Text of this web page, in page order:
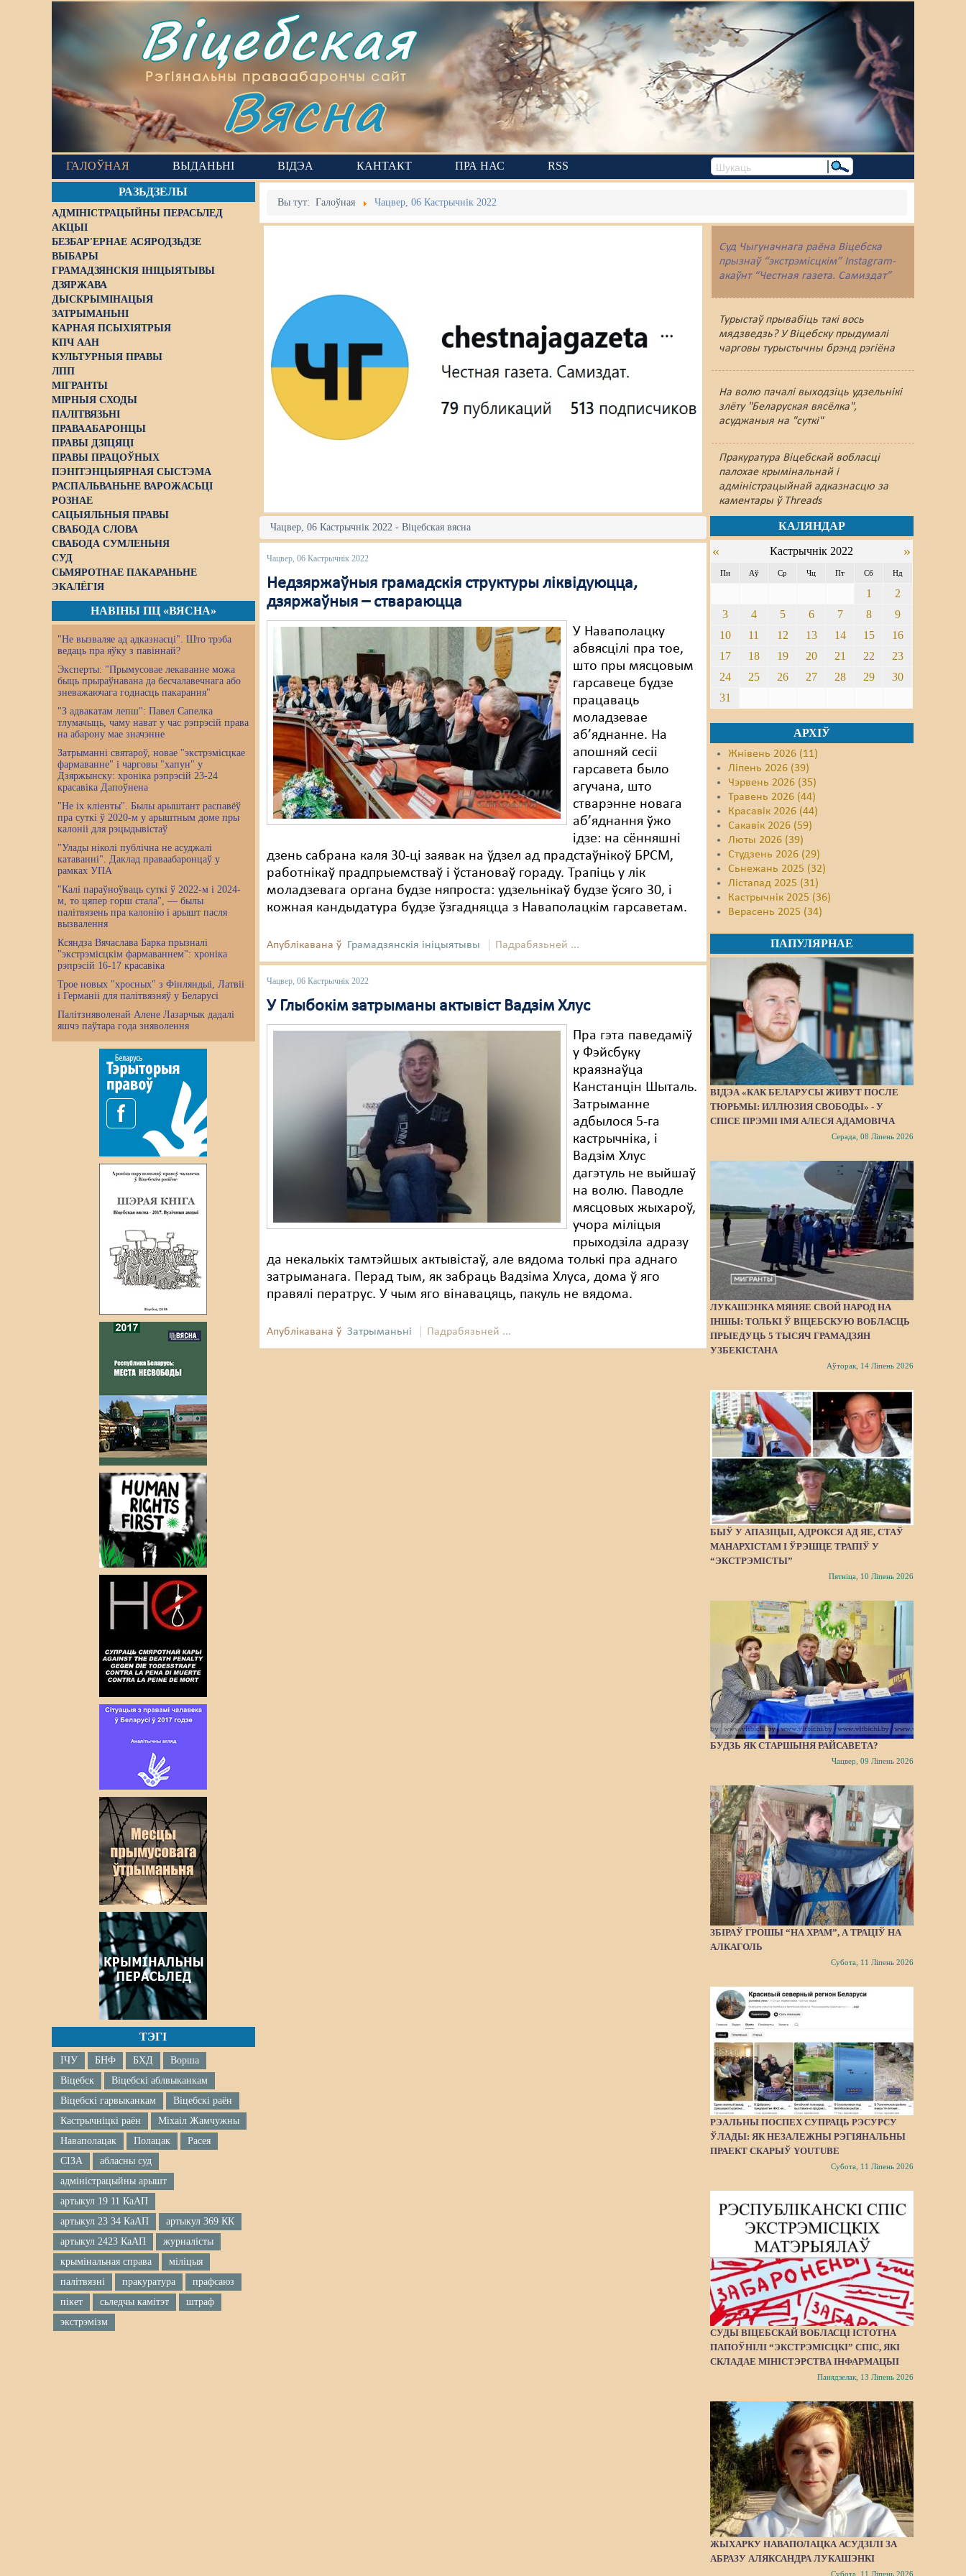
Віцебская
Рэгіянальны праваабарончы сайт
Вясна
ГАЛОЎНАЯ ВЫДАНЬНІ ВІДЭА КАНТАКТ ПРА НАС RSS
РАЗЬДЗЕЛЫ
АДМІНІСТРАЦЫЙНЫ ПЕРАСЬЛЕД
АКЦЫІ
БЕЗБАР'ЕРНАЕ АСЯРОДЗЬДЗЕ
ВЫБАРЫ
ГРАМАДЗЯНСКІЯ ІНІЦЫЯТЫВЫ
ДЗЯРЖАВА
ДЫСКРЫМІНАЦЫЯ
ЗАТРЫМАНЬНІ
КАРНАЯ ПСЫХІЯТРЫЯ
КПЧ ААН
КУЛЬТУРНЫЯ ПРАВЫ
ЛПП
МІГРАНТЫ
МІРНЫЯ СХОДЫ
ПАЛІТВЯЗЬНІ
ПРАВААБАРОНЦЫ
ПРАВЫ ДЗІЦЯЦІ
ПРАВЫ ПРАЦОЎНЫХ
ПЭНІТЭНЦЫЯРНАЯ СЫСТЭМА
РАСПАЛЬВАНЬНЕ ВАРОЖАСЬЦІ
РОЗНАЕ
САЦЫЯЛЬНЫЯ ПРАВЫ
СВАБОДА СЛОВА
СВАБОДА СУМЛЕНЬНЯ
СУД
СЬМЯРОТНАЕ ПАКАРАНЬНЕ
ЭКАЛЁГІЯ
НАВІНЫ ПЦ «ВЯСНА»
"Не вызваляе ад адказнасці". Што трэба
ведаць пра яўку з павіннай?
Эксперты: "Прымусовае лекаванне можа
быць прыраўнавана да бесчалавечнага або
зневажаючага годнасць пакарання"
"З адвакатам лепш": Павел Сапелка
тлумачыць, чаму нават у час рэпрэсій права
на абарону мае значэнне
Затрыманні святароў, новае "экстрэмісцкае
фармаванне" і чарговы "хапун" у
Дзяржынску: хроніка рэпрэсій 23-24
красавіка Дапоўнена
"Не іх кліенты". Былы арыштант распавёў
пра суткі ў 2020-м у арыштным доме пры
калоніі для рэцыдывістаў
"Улады ніколі публічна не асуджалі
катаванні". Даклад праваабаронцаў у
рамках УПА
"Калі параўноўваць суткі ў 2022-м і 2024-
м, то цяпер горш стала", — былы
палітвязень пра калонію і арышт пасля
вызвалення
Ксяндза Вячаслава Барка прызналі
"экстрэмісцкім фармаваннем": хроніка
рэпрэсій 16-17 красавіка
Трое новых "хросных" з Фінляндыі, Латвіі
і Германіі для палітвязняў у Беларусі
Палітзняволенай Алене Лазарчык дадалі
яшчэ паўтара года зняволення
ТЭГІ
ІЧУ БНФ БХД
Ворша
Віцебск
Віцебскі аблвыканкам
Віцебскі гарвыканкам
Віцебскі раён
Кастрычніцкі раён
Міхаіл Жамчужны
Наваполацак
Полацак
Расея
СІЗА
абласны суд
адміністрацыйны арышт
артыкул 19 11 КаАП
артыкул 23 34 КаАП
артыкул 369 КК
артыкул 2423 КаАП
журналісты
крымінальная справа
міліцыя
палітвязні
пракуратура
прафсаюз
пікет
сьледчы камітэт
штраф
экстрэмізм
Вы тут:Галоўная Чацвер, 06 Кастрычнік 2022
Суд Чыгуначнага раёна Віцебска
прызнаў “экстрэмісцкім” Instagram-
акаўнт “Честная газета. Самиздат”
Турыстаў прывабіць такі вось
мядзведзь? У Віцебску прыдумалі
чарговы турыстычны брэнд рэгіёна
На волю пачалі выходзіць удзельнікі
злёту "Беларуская вясёлка",
асуджаныя на "суткі"
Пракуратура Віцебскай вобласці
палохае крымінальнай і
адміністрацыйнай адказнасцю за
каментары ў Threads
Чацвер, 06 Кастрычнік 2022 - Віцебская вясна
Чацвер, 06 Кастрычнік 2022
Недзяржаўныя грамадскія структуры ліквідуюцца,
дзяржаўныя – ствараюцца
У Наваполацку
абвясцілі пра тое,
што пры мясцовым
гарсавеце будзе
працаваць
моладзевае
аб’яднанне. На
апошняй сесіі
гарсавета было
агучана, што
стварэнне новага
аб’яднання ўжо
ідзе: на сённяшні
дзень сабрана каля 30-ці заявак на ўдзел ад прадстаўнікоў БРСМ,
работнікаў прадпрыемстваў і ўстановаў гораду. Трапіць у лік
моладзевага органа будзе няпроста: удзельнікаў будзе ўсяго 30, і
кожная кандыдатура будзе ўзгадняцца з Наваполацкім гарсаветам.
Апублікавана ў Грамадзянскія ініцыятывы Падрабязьней ...
Чацвер, 06 Кастрычнік 2022
У Глыбокім затрыманы актывіст Вадзім Хлус
Пра гэта паведаміў
у Фэйсбуку
краязнаўца
Канстанцін Шыталь.
Затрыманне
адбылося 5-га
кастрычніка, і
Вадзім Хлус
дагэтуль не выйшаў
на волю. Паводле
мясцовых жыхароў,
учора міліцыя
прыходзіла адразу
да некалькіх тамтэйшых актывістаў, але вядома толькі пра аднаго
затрыманага. Перад тым, як забраць Вадзіма Хлуса, дома ў яго
правялі ператрус. У чым яго вінавацяць, пакуль не вядома.
Апублікавана ў Затрыманьні Падрабязьней ...
КАЛЯНДАР
« Кастрычнік 2022 »
Пн Аў Ср Чц Пт Сб Нд
1
2
3
4 5 6 7 8
9
10
11 12 13 14 15
16
17
18 19 20 21 22
23
24
25 26 27 28 29
30
31
АРХІЎ
Жнівень 2026 (11)
Ліпень 2026 (39)
Чэрвень 2026 (35)
Травень 2026 (44)
Красавік 2026 (44)
Сакавік 2026 (59)
Люты 2026 (39)
Студзень 2026 (29)
Сьнежань 2025 (32)
Лістапад 2025 (31)
Кастрычнік 2025 (36)
Верасень 2025 (34)
ПАПУЛЯРНАЕ
ВІДЭА «КАК БЕЛАРУСЫ ЖИВУТ ПОСЛЕ
ТЮРЬМЫ: ИЛЛЮЗИЯ СВОБОДЫ» - У
СПІСЕ ПРЭМІІ ІМЯ АЛЕСЯ АДАМОВІЧА
Серада, 08 Ліпень 2026
ЛУКАШЭНКА МЯНЯЕ СВОЙ НАРОД НА
ІНШЫ: ТОЛЬКІ Ў ВІЦЕБСКУЮ ВОБЛАСЦЬ
ПРЫЕДУЦЬ 5 ТЫСЯЧ ГРАМАДЗЯН
УЗБЕКІСТАНА
Аўторак, 14 Ліпень 2026
БЫЎ У АПАЗІЦЫІ, АДРОКСЯ АД ЯЕ, СТАЎ
МАНАРХІСТАМ І ЎРЭШЦЕ ТРАПІЎ У
“ЭКСТРЭМІСТЫ”
Пятніца, 10 Ліпень 2026
БУДЗЬ ЯК СТАРШЫНЯ РАЙСАВЕТА?
Чацвер, 09 Ліпень 2026
ЗБІРАЎ ГРОШЫ “НА ХРАМ”, А ТРАЦІЎ НА
АЛКАГОЛЬ
Субота, 11 Ліпень 2026
РЭАЛЬНЫ ПОСПЕХ СУПРАЦЬ РЭСУРСУ
ЎЛАДЫ: ЯК НЕЗАЛЕЖНЫ РЭГІЯНАЛЬНЫ
ПРАЕКТ СКАРЫЎ YOUTUBE
Субота, 11 Ліпень 2026
СУДЫ ВІЦЕБСКАЙ ВОБЛАСЦІ ІСТОТНА
ПАПОЎНІЛІ “ЭКСТРЭМІСЦКІ” СПІС, ЯКІ
СКЛАДАЕ МІНІСТЭРСТВА ІНФАРМАЦЫІ
Панядзелак, 13 Ліпень 2026
ЖЫХАРКУ НАВАПОЛАЦКА АСУДЗІЛІ ЗА
АБРАЗУ АЛЯКСАНДРА ЛУКАШЭНКІ
Субота, 11 Ліпень 2026